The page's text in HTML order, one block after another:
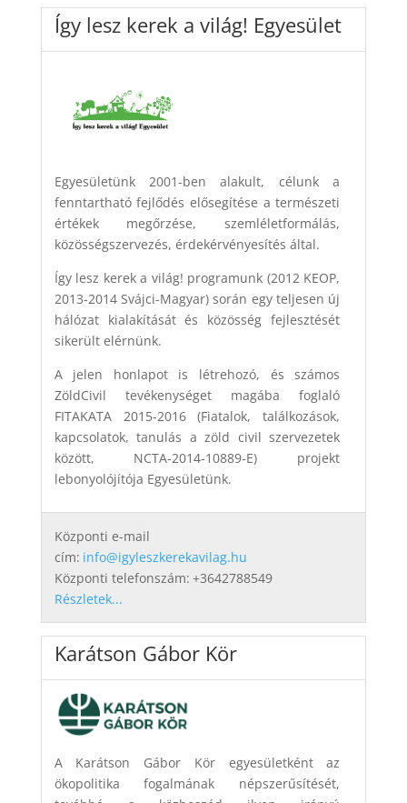
Így lesz kerek a világ! Egyesület
Egyesületünk 2001-ben alakult, célunk a
fenntartható fejlődés elősegítése a természeti
értékek megőrzése, szemléletformálás,
közösségszervezés, érdekérvényesítés által.
Így lesz kerek a világ! programunk (2012 KEOP,
2013-2014 Svájci-Magyar) során egy teljesen új
hálózat kialakítását és közösség fejlesztését
sikerült elérnünk.
A jelen honlapot is létrehozó, és számos
ZöldCivil tevékenységet magába foglaló
FITAKATA 2015-2016 (Fiatalok, találkozások,
kapcsolatok, tanulás a zöld civil szervezetek
között, NCTA-2014-10889-E) projekt
lebonyolójítója Egyesületünk.
Központi e-mail
cím: info@igyleszkerekavilag.hu
Központi telefonszám: +3642788549
Részletek...
Karátson Gábor Kör
A Karátson Gábor Kör egyesületként az
ökopolitika fogalmának népszerűsítését,